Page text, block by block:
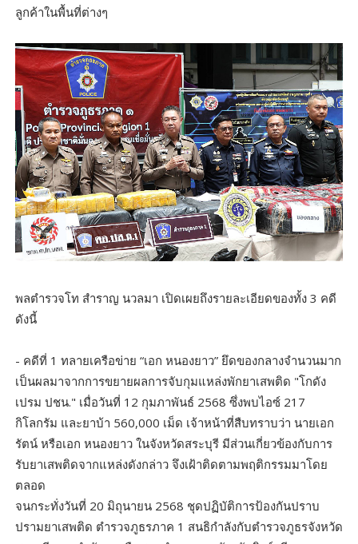
ลูกค้าในพื้นที่ต่างๆ
พลตำรวจโท สำราญ นวลมา เปิดเผยถึงรายละเอียดของทั้ง 3 คดี
ดังนี้
- คดีที่ 1 ทลายเครือข่าย “เอก หนองยาว” ยึดของกลางจำนวนมาก
เป็นผลมาจากการขยายผลการจับกุมแหล่งพักยาเสพติด "โกดัง
เปรม ปชน." เมื่อวันที่ 12 กุมภาพันธ์ 2568 ซึ่งพบไอซ์ 217
กิโลกรัม และยาบ้า 560,000 เม็ด เจ้าหน้าที่สืบทราบว่า นายเอก
รัตน์ หรือเอก หนองยาว ในจังหวัดสระบุรี มีส่วนเกี่ยวข้องกับการ
รับยาเสพติดจากแหล่งดังกล่าว จึงเฝ้าติดตามพฤติกรรมมาโดย
ตลอด
จนกระทั่งวันที่ 20 มิถุนายน 2568 ชุดปฏิบัติการป้องกันปราบ
ปรามยาเสพติด ตำรวจภูธรภาค 1 สนธิกำลังกับตำรวจภูธรจังหวัด